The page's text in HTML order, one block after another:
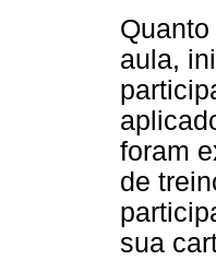
aula,
foram
de
sua